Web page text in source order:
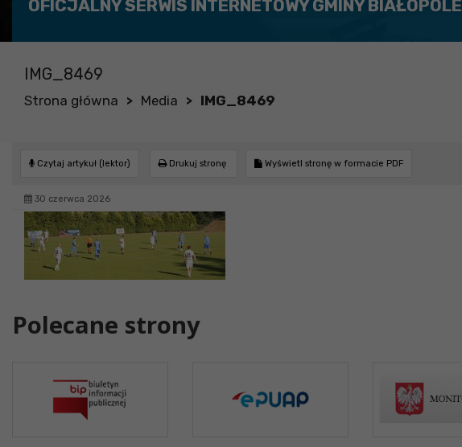
OFICJALNY SERWIS INTERNETOWY GMINY BIAŁOPOLE
IMG_8469
Strona główna > Media > IMG_8469
Czytaj artykuł (lektor) Drukuj stronę Wyświetl stronę w formacie PDF
30 czerwca 2026
Polecane strony